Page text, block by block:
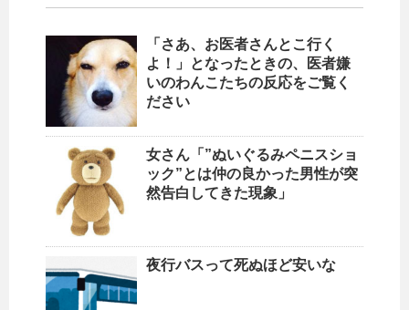
「さあ、お医者さんとこ行く
よ！」となったときの、医者嫌
いのわんこたちの反応をご覧く
ださい
女さん「”ぬいぐるみペニスショ
ック”とは仲の良かった男性が突
然告白してきた現象」
夜行バスって死ぬほど安いな